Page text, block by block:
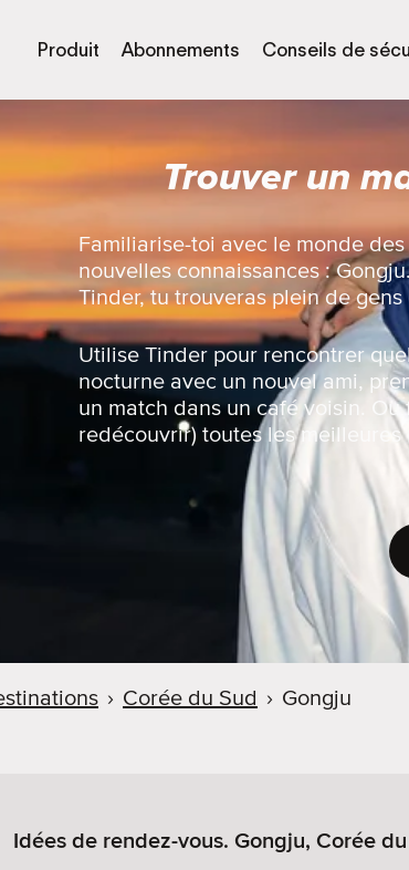
Produit Abonnements Conseils de
Trouver un
Familiarise-toi avec le monde
nouvelles connaissances :
Tinder, tu trouveras plein de
Utilise Tinder pour rencontrer
nocturne avec un nouvel ami,
un match dans un café voisin.
redécouvrir) toutes les
› Corée du Sud › Gongju
Idées de rendez-vous. Gongju, Corée